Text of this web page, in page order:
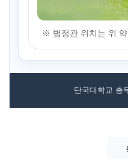
※ 범정관 위치는 위
단국대학교 총